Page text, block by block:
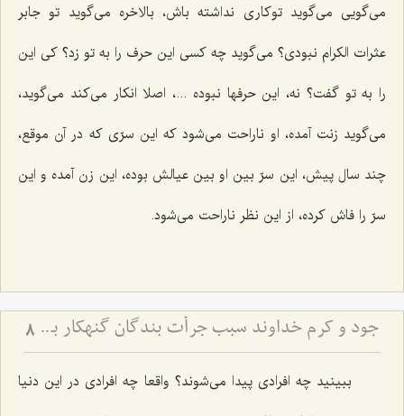
می‌گویی می‌گوید توکاری نداشته باش، بالاخره می‌گوید تو جابر
عثرات الکرام نبودی؟ می‌گوید چه کسی این حرف را به تو زد؟ کی این
را به تو گفت؟ نه، این حرفها نبوده ...، اصلا انکار می‌کند می‌گوید،
می‌گوید زنت آمده، او ناراحت می‌شود که این سرّی که در آن موقع،
چند سال پیش، این سرّ بین او بین عیالش بوده، این زن آمده و این
سرّ را فاش کرده، از این نظر ناراحت می‌شود.
جود و کرم خداوند سبب جرأت بندگان گنهکار بر تقاضاکردن از او 8
ببینید چه افرادی پیدا می‌شوند؟ واقعا چه افرادی در این دنیا